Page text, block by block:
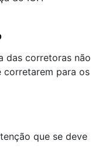
das corretoras não
corretarem para os
que se deve